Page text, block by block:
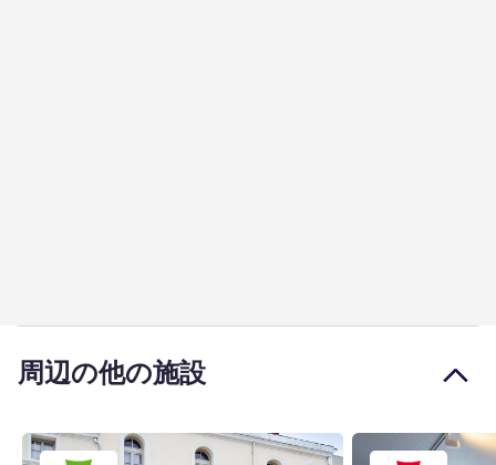
周辺の他の施設